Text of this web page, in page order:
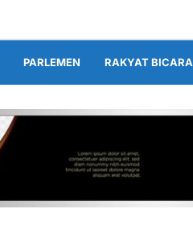
PARLEMEN RAKYAT BICARA